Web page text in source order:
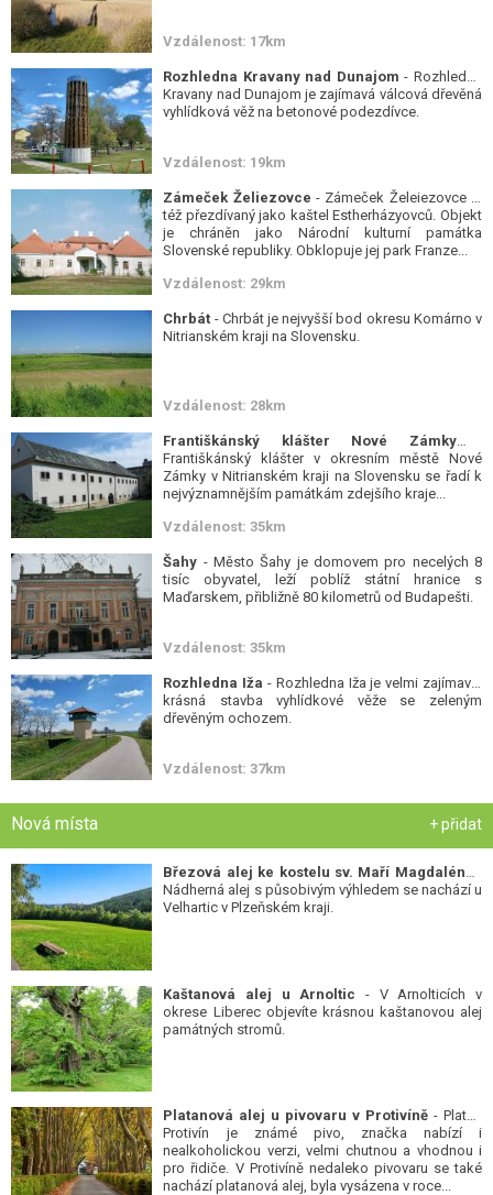
Vzdálenost: 17km
Rozhledna Kravany nad Dunajom - Rozhledna
Kravany nad Dunajom je zajímavá válcová dřevěná
vyhlídková věž na betonové podezdívce.
Vzdálenost: 19km
Zámeček Želiezovce - Zámeček Želeiezovce je
též přezdívaný jako kaštel Estherházyovců. Objekt
je chráněn jako Národní kulturní památka
Slovenské republiky. Obklopuje jej park Franze...
Vzdálenost: 29km
Chrbát - Chrbát je nejvyšší bod okresu Komárno v
Nitrianském kraji na Slovensku.
Vzdálenost: 28km
Františkánský klášter Nové Zámky-
Františkánský klášter v okresním městě Nové
Zámky v Nitrianském kraji na Slovensku se řadí k
nejvýznamnějším památkám zdejšího kraje...
Vzdálenost: 35km
Šahy - Město Šahy je domovem pro necelých 8
tisíc obyvatel, leží poblíž státní hranice s
Maďarskem, přibližně 80 kilometrů od Budapešti.
Vzdálenost: 35km
Rozhledna Iža - Rozhledna Iža je velmi zajímavá,
krásná stavba vyhlídkové věže se zeleným
dřevěným ochozem.
Vzdálenost: 37km
Nová místa + přidat
Březová alej ke kostelu sv. Maří Magdalény-
Nádherná alej s působivým výhledem se nachází u
Velhartic v Plzeňském kraji.
Kaštanová alej u Arnoltic - V Arnolticích v
okrese Liberec objevíte krásnou kaštanovou alej
památných stromů.
Platanová alej u pivovaru v Protivíně - Platan
Protivín je známé pivo, značka nabízí i
nealkoholickou verzi, velmi chutnou a vhodnou i
pro řidiče. V Protivíně nedaleko pivovaru se také
nachází platanová alej, byla vysázena v roce...